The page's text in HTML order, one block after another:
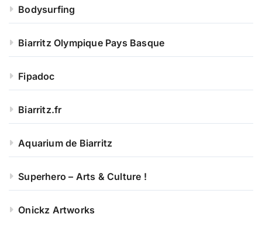
Bodysurfing
Biarritz Olympique Pays Basque
Fipadoc
Biarritz.fr
Aquarium de Biarritz
Superhero – Arts & Culture !
Onickz Artworks